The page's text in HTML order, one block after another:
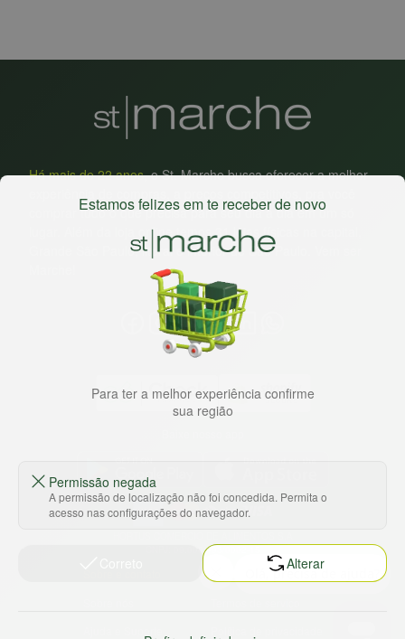
Há mais de 22 anos, o St. Marche busca oferecer a melhor
comprar tudo o que precisa para seu dia a dia em um só
lugar. Além da loja online temos 31 lojas físicas na capital,
Grande São Paulo, litoral e interior de São Paulo. Vem ser
CNPJ: 09.000.493/0002-15
Termos e políticas
Estamos felizes em te receber de novo
Para ter a melhor experiência confirme
sua região
Permissão negada
A permissão de localização não foi concedida. Permita o
acesso nas configurações do navegador.
Alterar